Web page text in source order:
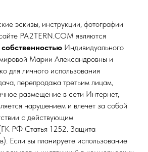
эскизы, инструкции, фотографии
PA2TERN.COM являются
Индивидуального
Марии Александровны и
для личного использования
перепродажа третьим лицам,
размещение в сети Интернет,
нарушением и влечет за собой
с действующим
РФ Статья 1252. Защита
Если вы планируете использование